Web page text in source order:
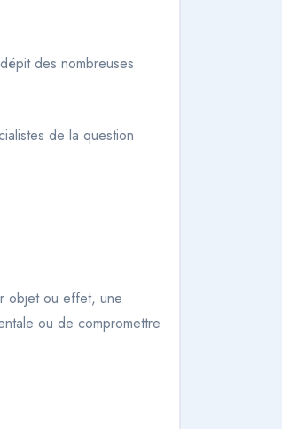
des nombreuses
de la question
objet ou effet, une
ou de compromettre